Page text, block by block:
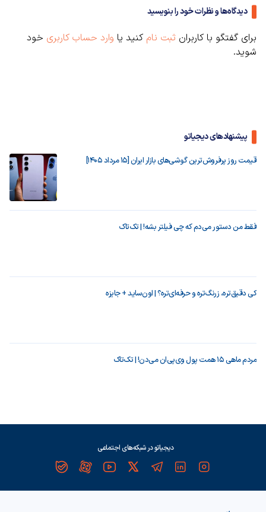
دیدگاه‌ها و نظرات خود را بنویسید
برای گفتگو با کاربران ثبت نام کنید یا وارد حساب کاربری خود
شوید.
پیشنهادهای دیجیاتو
قیمت روز پرفروش‌ترین گوشی‌های بازار ایران [15 مرداد 1405]
فقط من دستور می‌دم که چی فیلتر بشه! | تک‌تاک
کی دقیق‌تره، زرنگ‌تره و حرفه‌ای‌تره؟ | اون‌ساید + جایزه
مردم ماهی ۱۵ همت پول وی‌پی‌ان می‌دن! | تک‌تاک
دیجیاتو در شبکه‌های اجتماعی